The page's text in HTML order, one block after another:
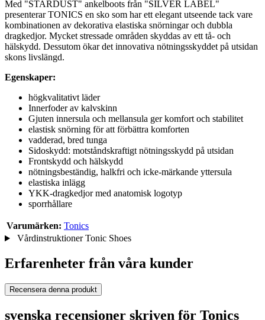
Med "STARDUST" ankelboots från "SILVER LABEL"
presenterar TONICS en sko som har ett elegant utseende tack vare
kombinationen av dekorativa elastiska snörningar och dubbla
dragkedjor. Mycket stressade områden skyddas av ett tå- och
hälskydd. Dessutom ökar det innovativa nötningsskyddet på utsidan
skons livslängd.
Egenskaper:
högkvalitativt läder
Innerfoder av kalvskinn
Gjuten innersula och mellansula ger komfort och stabilitet
elastisk snörning för att förbättra komforten
vadderad, bred tunga
Sidoskydd: motståndskraftigt nötningsskydd på utsidan
Frontskydd och hälskydd
nötningsbeständig, halkfri och icke-märkande yttersula
elastiska inlägg
YKK-dragkedjor med anatomisk logotyp
sporrhållare
Varumärken: Tonics
Vårdinstruktioner Tonic Shoes
Erfarenheter från våra kunder
Recensera denna produkt
svenska recensioner skriven för Tonics